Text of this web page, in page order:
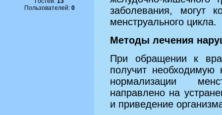
Пользователей: 0
заболевания, могут
менструального цикла.
Методы лечения
При обращении к
получит необходимую
нормализации
направлено на
и приведение